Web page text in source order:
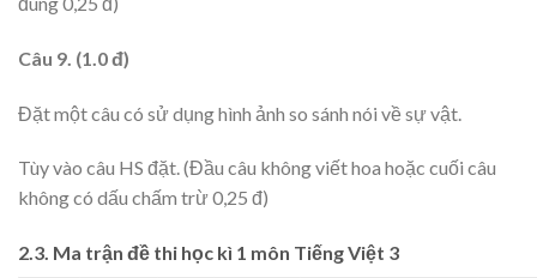
Câu 9. (1.0 đ)
Đặt một câu có sử dụng hình ảnh so sánh nói về sự vật.
Tùy vào câu HS đặt. (Đầu câu không viết hoa hoặc cuối câu
không có dấu chấm trừ 0,25 đ)
2.3. Ma trận đề thi học kì 1 môn Tiếng Việt 3